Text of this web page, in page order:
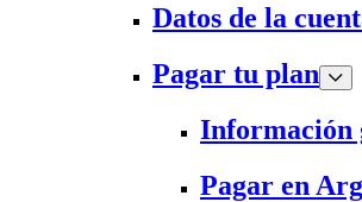
Datos de la
Pagar tu plan
Información
Pagar en